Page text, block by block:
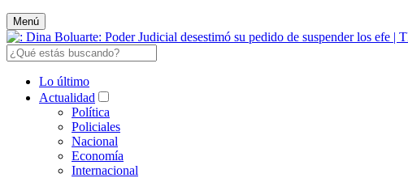
Menú
Lo último
Actualidad
Política
Policiales
Nacional
Economía
Internacional